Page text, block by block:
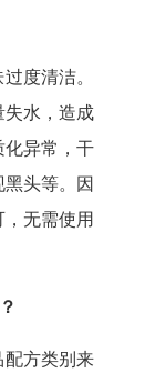
度清洁。
失水，造成
化异常，干
头等。因
无需使用
配方类别来